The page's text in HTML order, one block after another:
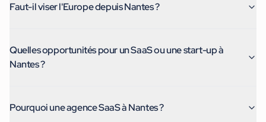
Faut-il viser l'Europe depuis Nantes ?
Quelles opportunités pour un SaaS ou une start-up à
Nantes ?
Pourquoi une agence SaaS à Nantes ?